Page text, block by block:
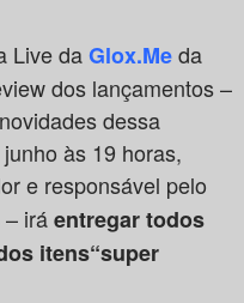
Live daGlox.Meda
dos lançamentos –
dessa
às 19 horas,
e responsável pelo
iráentregar todos
itens“super